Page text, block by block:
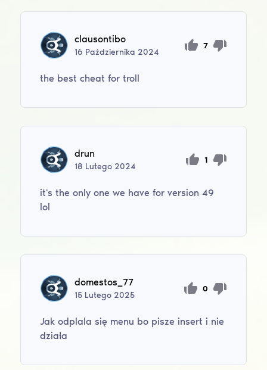
clausontibo
16 Października 2024
7
the best cheat for troll
drun
18 Lutego 2024
1
it's the only one we have for version 49
lol
domestos_77
15 Lutego 2025
0
Jak odplala się menu bo pisze insert i nie
działa